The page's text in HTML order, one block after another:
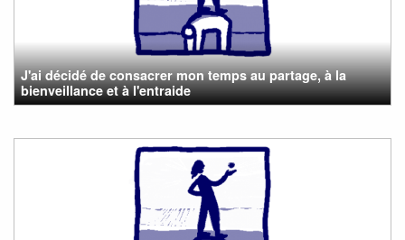
J'ai décidé de consacrer mon temps au partage, à la
bienveillance et à l'entraide